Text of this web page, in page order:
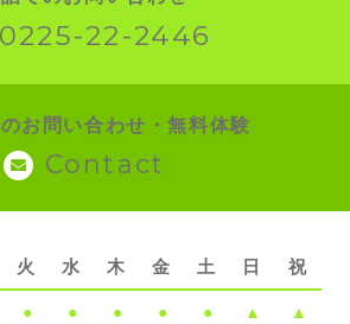
0225-22-2446
お問い合わせ・無料体験
Contact
火 水 木 金 土 日 祝
● ● ● ● ● ▲ ▲